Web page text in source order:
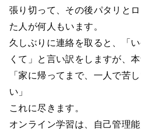
張り切って、その後パタリと
た人が何人もいます。
久しぶりに連絡を取ると、「
くて」と言い訳をしますが、本
「家に帰ってまで、一人で苦
い」
これに尽きます。
オンライン学習は、自己管理